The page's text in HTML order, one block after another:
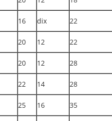
16 dix 22
20 12 22
20 12 28
22 14 28
25 16 35